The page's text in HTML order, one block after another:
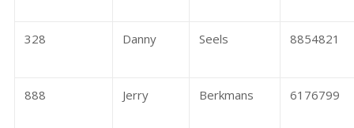
328 Danny Seels 8854821
888 Jerry Berkmans 6176799